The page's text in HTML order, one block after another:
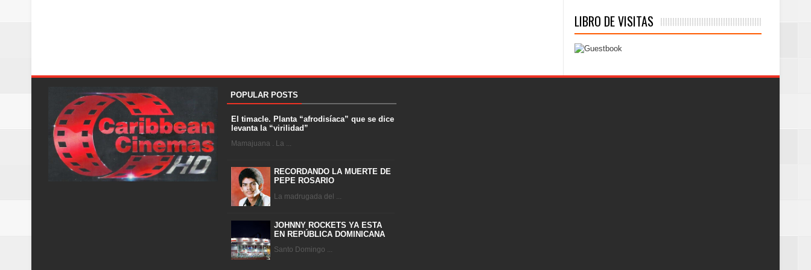
LIBRO DE VISITAS
POPULAR POSTS
El timacle. Planta “afrodisíaca” que se dice
levanta la “virilidad”
Mamajuana . La ...
RECORDANDO LA MUERTE DE
PEPE ROSARIO
La madrugada del ...
JOHNNY ROCKETS YA ESTA
EN REPÚBLICA DOMINICANA
Santo Domingo ...